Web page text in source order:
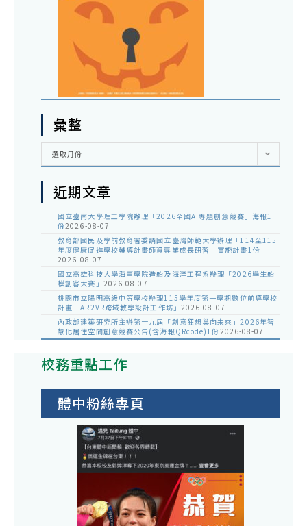
彙整
彙
選取月份
近期文章
國立臺南大學理工學院辦理「2026全國AI專題創意競賽」海報1
份2026-08-07
教育部國民及學前教育署委請國立臺灣師範大學辦理「114至115
年度健康促進學校輔導計畫師資專業成長研習」實施計畫1份
2026-08-07
國立高雄科技大學海事學院造船及海洋工程系辦理「2026學生船
模創客大賽」 2026-08-07
桃園市立陽明高級中等學校辦理115學年度第一學期數位前導學校
計畫「AR2VR跨域教學設計工作坊」 2026-08-07
內政部建築研究所主辦第十九屆「創意狂想巢向未來」2026年智
慧化居住空間創意競賽公告(含海報QRcode)1份2026-08-07
校務重點工作
體中粉絲專頁